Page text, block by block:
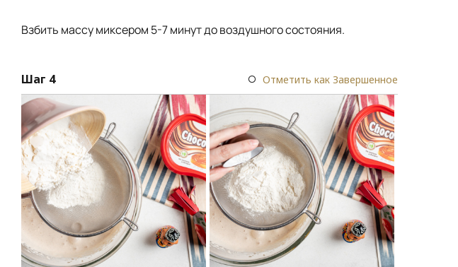
Взбить массу миксером 5-7 минут до воздушного состояния.
Шаг 4 Отметить как Завершенное